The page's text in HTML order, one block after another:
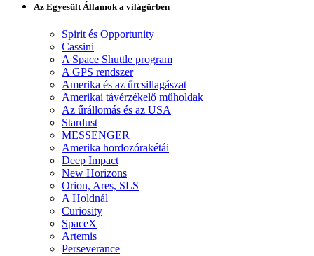
Az Egyesült Államok a világűrben
Spirit és Opportunity
Cassini
A Space Shuttle program
A GPS rendszer
Amerika és az űrcsillagászat
Amerikai távérzékelő műholdak
Az űrállomás és az USA
Stardust
MESSENGER
Amerika hordozórakétái
Deep Impact
New Horizons
Orion, Ares, SLS
A Holdnál
Curiosity
SpaceX
Artemis
Perseverance